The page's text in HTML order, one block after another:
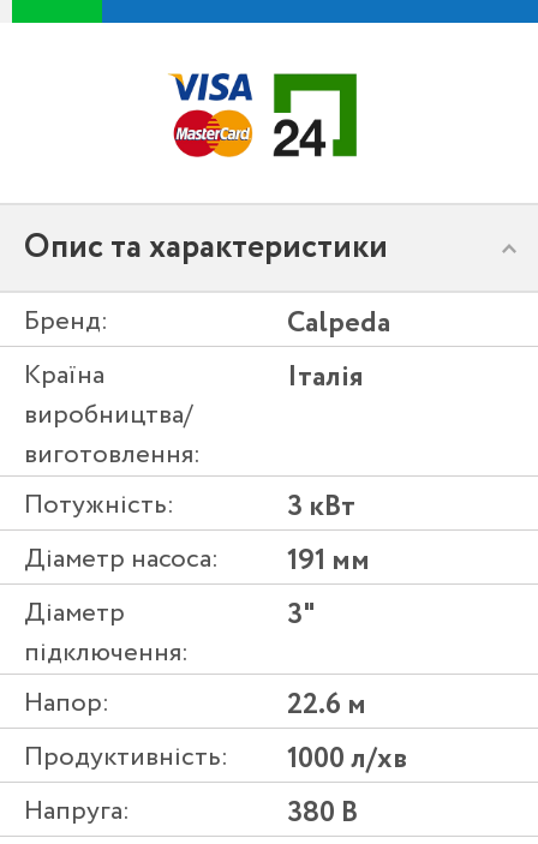
Опис та характеристики
Бренд: Calpeda
Країна
виробництва/
виготовлення:
Італія
Потужність: 3 кВт
Діаметр насоса: 191 мм
Діаметр
підключення:
3"
Напор: 22.6 м
Продуктивність: 1000 л/хв
Напруга: 380 В